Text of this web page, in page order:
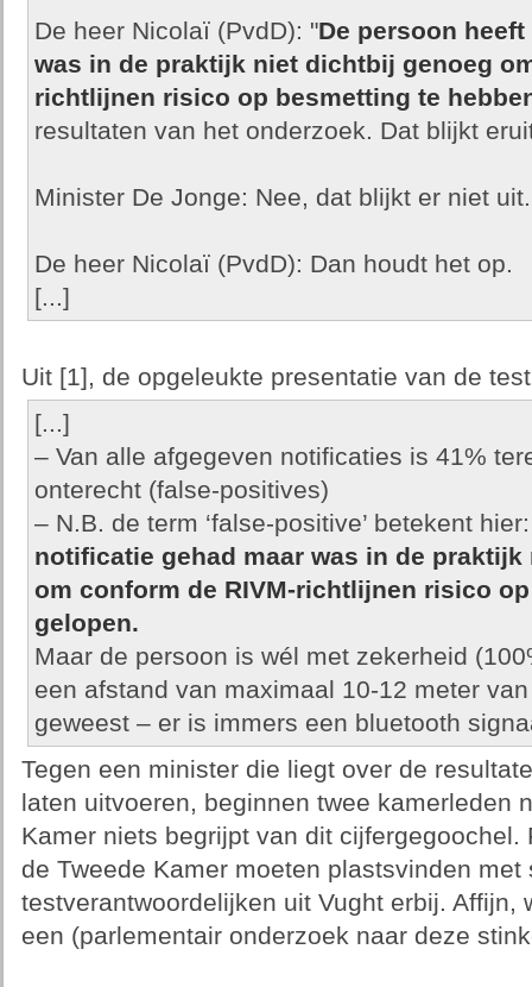
De heer Nicolaï (PvdD): "De persoon
was in de praktijk niet dichtbij genoeg
richtlijnen risico op besmetting te
resultaten van het onderzoek. Dat blijkt
Minister De Jonge: Nee, dat blijkt er niet uit.
De heer Nicolaï (PvdD): Dan houdt het op.
[...]
Uit [1], de opgeleukte presentatie van de
[...]
– Van alle afgegeven notificaties is 41%
onterecht (false-positives)
– N.B. de term ‘false-positive’ betekent
notificatie gehad maar was in de
om conform de RIVM-richtlijnen risico
gelopen.
Maar de persoon is wél met zekerheid
een afstand van maximaal 10-12 meter
geweest – er is immers een bluetooth
Tegen een minister die liegt over de
laten uitvoeren, beginnen twee kamerleden
Kamer niets begrijpt van dit
de Tweede Kamer moeten plastsvinden met
testverantwoordelijken uit Vught erbij. Affijn,
een (parlementair onderzoek naar deze